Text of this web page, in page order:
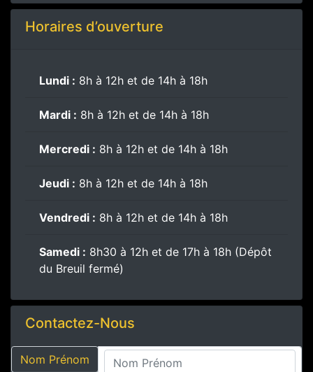
Horaires d’ouverture
Lundi : 8h à 12h et de 14h à 18h
Mardi : 8h à 12h et de 14h à 18h
Mercredi : 8h à 12h et de 14h à 18h
Jeudi : 8h à 12h et de 14h à 18h
Vendredi : 8h à 12h et de 14h à 18h
Samedi : 8h30 à 12h et de 17h à 18h (Dépôt
du Breuil fermé)
Contactez-Nous
Nom Prénom